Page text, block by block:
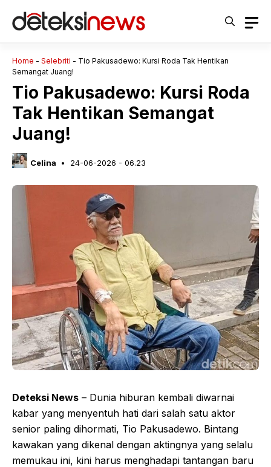
Home - Selebriti - Tio Pakusadewo: Kursi Roda Tak Hentikan
Semangat Juang!
Tio Pakusadewo: Kursi Roda
Tak Hentikan Semangat
Juang!
Celina 24-06-2026 - 06.23
Deteksi News – Dunia hiburan kembali diwarnai
kabar yang menyentuh hati dari salah satu aktor
senior paling dihormati, Tio Pakusadewo. Bintang
kawakan yang dikenal dengan aktingnya yang selalu
memukau ini, kini harus menghadapi tantangan baru